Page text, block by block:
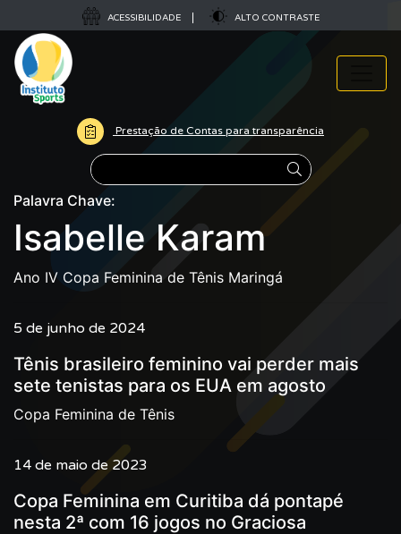
ACESSIBILIDADE ALTO CONTRASTE
Prestação de Contas para transparência
Pesquisar
Palavra Chave:
Isabelle Karam
Ano IV Copa Feminina de Tênis Maringá
5 de junho de 2024
Tênis brasileiro feminino vai perder mais
sete tenistas para os EUA em agosto
Copa Feminina de Tênis
14 de maio de 2023
Copa Feminina em Curitiba dá pontapé
nesta 2ª com 16 jogos no Graciosa